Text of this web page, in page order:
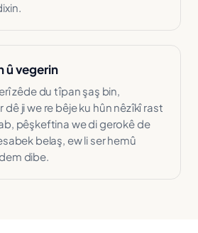
û vegerin
zêde du tîpan şaş bin,
dê ji we re bêje ku hûn nêzîkî rast
pêşkeftina we di gerokê de
belaş, ew li ser hemû
dibe.